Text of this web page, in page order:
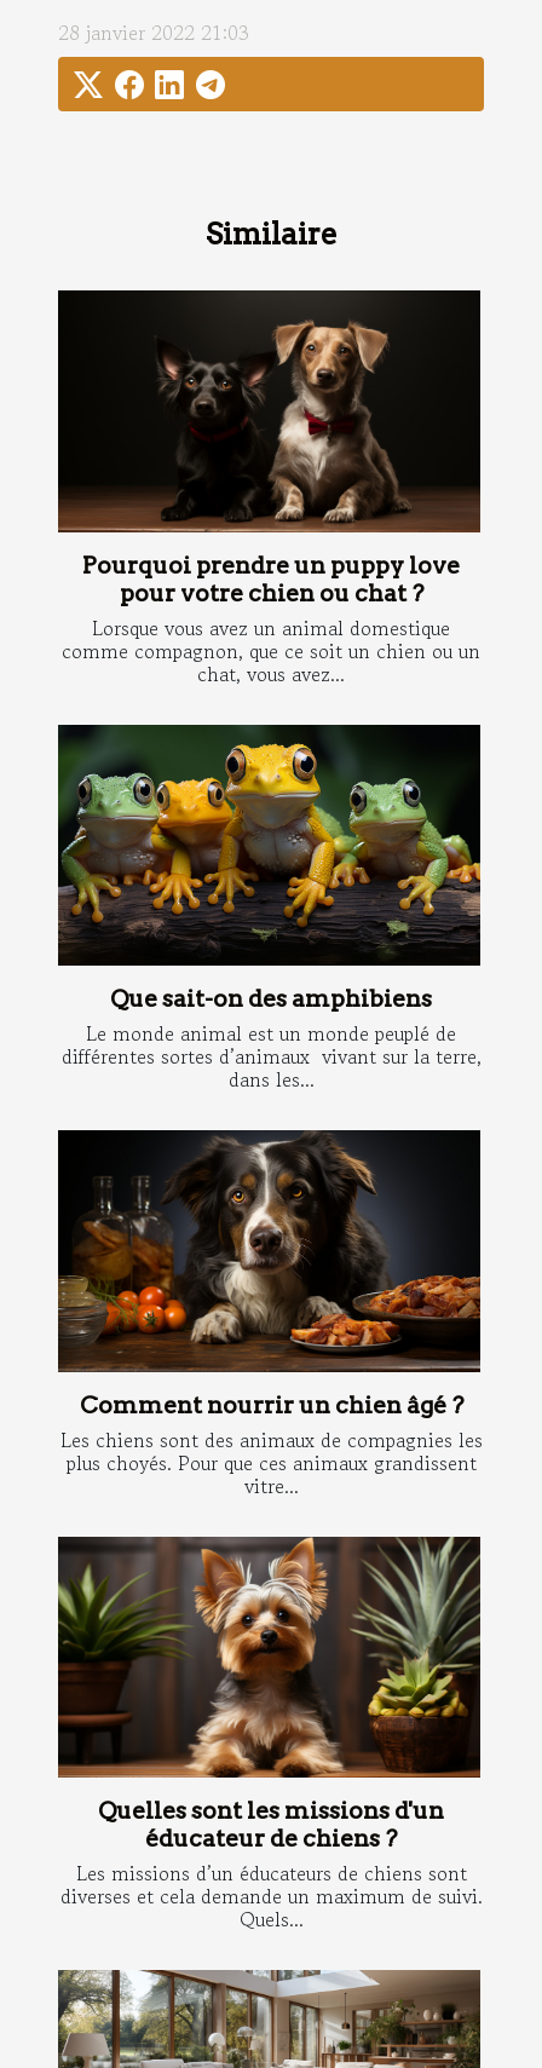
28 janvier 2022 21:03
Similaire
Pourquoi prendre un puppy love
pour votre chien ou chat ?
Lorsque vous avez un animal domestique
comme compagnon, que ce soit un chien ou un
chat, vous avez...
Que sait-on des amphibiens
Le monde animal est un monde peuplé de
différentes sortes d’animaux vivant sur la terre,
dans les...
Comment nourrir un chien âgé ?
Les chiens sont des animaux de compagnies les
plus choyés. Pour que ces animaux grandissent
vitre...
Quelles sont les missions d'un
éducateur de chiens ?
Les missions d’un éducateurs de chiens sont
diverses et cela demande un maximum de suivi.
Quels...